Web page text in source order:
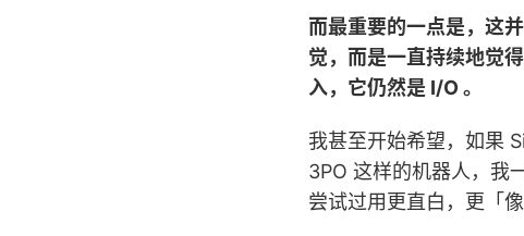
而最重要的一点是，这
觉，而是一直持续地觉
入，它仍然是 I/O 。
我甚至开始希望，如果
3PO 这样的机器人，我
尝试过用更直白，更「